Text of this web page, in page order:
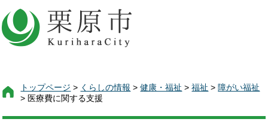
トップページ > くらしの情報 >健康・福祉 >福祉 > 障がい福祉
> 医療費に関する支援